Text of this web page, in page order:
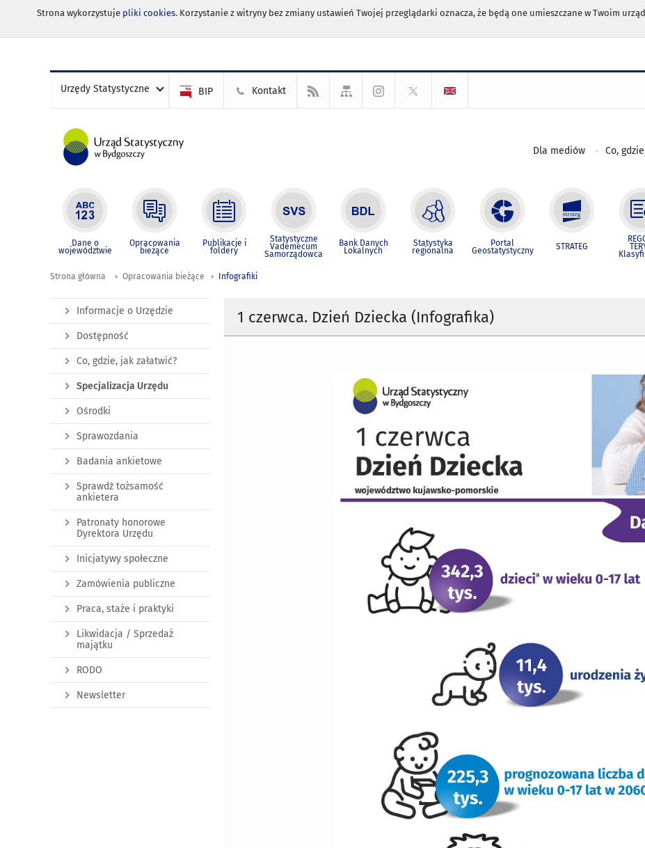
Strona wykorzystuje pliki cookies. Korzystanie z witryny bez zmiany ustawień Twojej przeglądarki oznacza, że będą one umieszczane w Twoim
Urzędy Statystyczne BIP Kontakt
Dla mediów Co,
Dane o
województwie
Opracowania
bieżące
Publikacje i
foldery
Statystyczne
Vademecum
Samorządowca
Bank Danych
Lokalnych
Statystyka
regionalna
Portal
Geostatystyczny STRATEG
Strona główna Opracowania bieżące Infografiki
1 czerwca. Dzień Dziecka (Infografika)
Informacje o Urzędzie
Dostępność
Co, gdzie, jak załatwić?
Specjalizacja Urzędu
Ośrodki
Sprawozdania
Badania ankietowe
Sprawdź tożsamość
ankietera
Patronaty honorowe
Dyrektora Urzędu
Inicjatywy społeczne
Zamówienia publiczne
Praca, staże i praktyki
Likwidacja / Sprzedaż
majątku
RODO
Newsletter